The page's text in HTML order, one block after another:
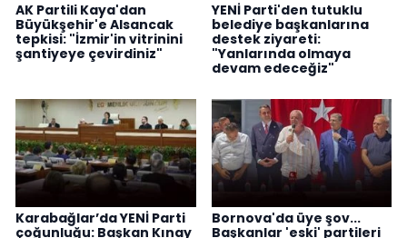
AK Partili Kaya'dan
Büyükşehir'e Alsancak
tepkisi: "İzmir'in vitrinini
şantiyeye çevirdiniz"
YENİ Parti'den tutuklu
belediye başkanlarına
destek ziyareti:
"Yanlarında olmaya
devam edeceğiz"
Karabağlar’da YENİ Parti
çoğunluğu: Başkan Kınay
Bornova'da üye şov...
Başkanlar 'eski' partileri